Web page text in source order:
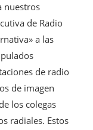
nuestros
de Radio
a las
de radio
de imagen
los colegas
radiales. Estos